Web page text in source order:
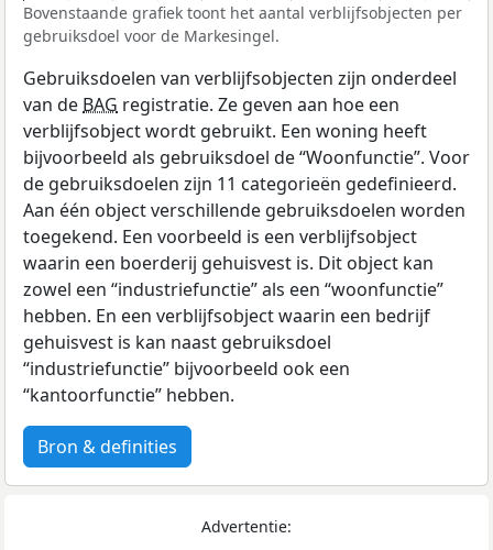
Bovenstaande grafiek toont het aantal verblijfsobjecten per
gebruiksdoel voor de Markesingel.
Gebruiksdoelen van verblijfsobjecten zijn onderdeel
van de BAG registratie. Ze geven aan hoe een
verblijfsobject wordt gebruikt. Een woning heeft
bijvoorbeeld als gebruiksdoel de “Woonfunctie”. Voor
de gebruiksdoelen zijn 11 categorieën gedefinieerd.
Aan één object verschillende gebruiksdoelen worden
toegekend. Een voorbeeld is een verblijfsobject
waarin een boerderij gehuisvest is. Dit object kan
zowel een “industriefunctie” als een “woonfunctie”
hebben. En een verblijfsobject waarin een bedrijf
gehuisvest is kan naast gebruiksdoel
“industriefunctie” bijvoorbeeld ook een
“kantoorfunctie” hebben.
Bron & definities
Advertentie: